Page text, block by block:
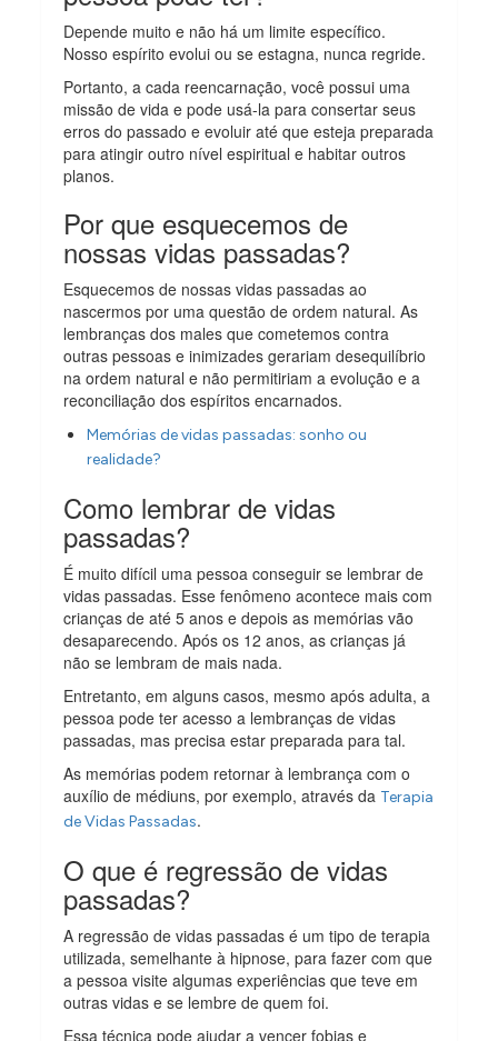
Depende muito e não há um limite específico.
Nosso espírito evolui ou se estagna, nunca regride.
Portanto, a cada reencarnação, você possui uma
missão de vida e pode usá-la para consertar seus
erros do passado e evoluir até que esteja preparada
para atingir outro nível espiritual e habitar outros
planos.
Por que esquecemos de
nossas vidas passadas?
Esquecemos de nossas vidas passadas ao
nascermos por uma questão de ordem natural. As
lembranças dos males que cometemos contra
outras pessoas e inimizades gerariam desequilíbrio
na ordem natural e não permitiriam a evolução e a
reconciliação dos espíritos encarnados.
Memórias de vidas passadas: sonho ou
realidade?
Como lembrar de vidas
passadas?
É muito difícil uma pessoa conseguir se lembrar de
vidas passadas. Esse fenômeno acontece mais com
crianças de até 5 anos e depois as memórias vão
desaparecendo. Após os 12 anos, as crianças já
não se lembram de mais nada.
Entretanto, em alguns casos, mesmo após adulta, a
pessoa pode ter acesso a lembranças de vidas
passadas, mas precisa estar preparada para tal.
As memórias podem retornar à lembrança com o
auxílio de médiuns, por exemplo, através da Terapia
de Vidas Passadas.
O que é regressão de vidas
passadas?
A regressão de vidas passadas é um tipo de terapia
utilizada, semelhante à hipnose, para fazer com que
a pessoa visite algumas experiências que teve em
outras vidas e se lembre de quem foi.
Essa técnica pode ajudar a vencer fobias e